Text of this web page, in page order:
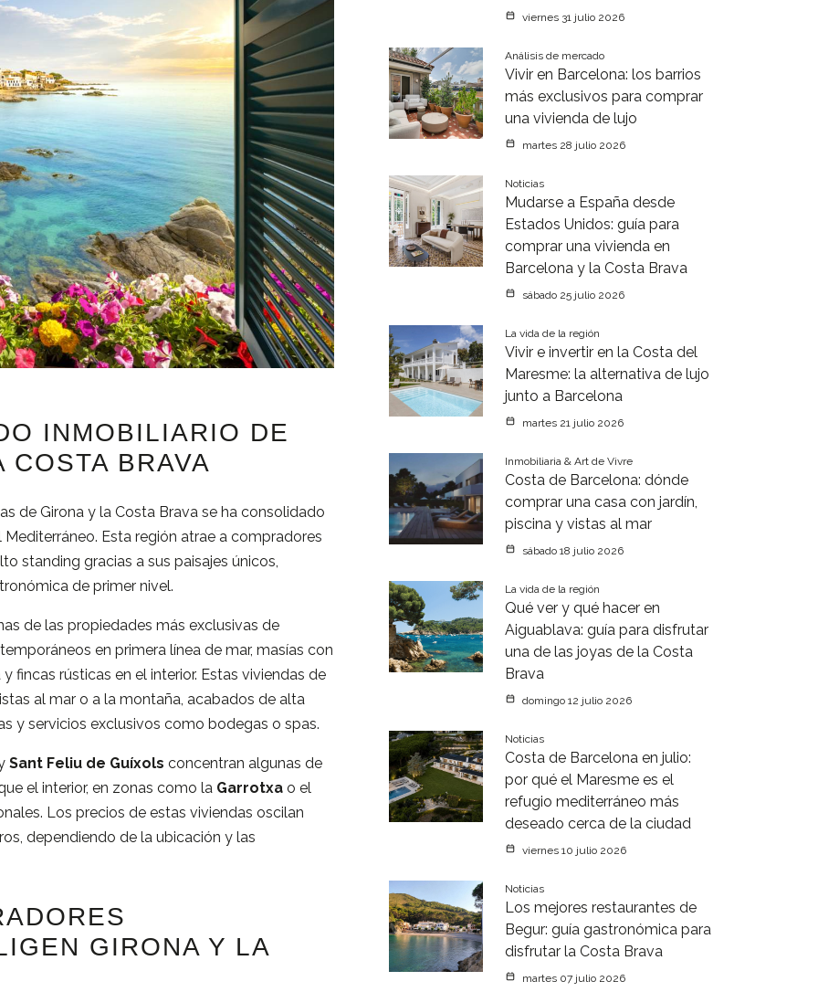
INMOBILIARIO DE
BRAVA
de Girona y la Costa Brava se ha consolidado
Esta región atrae a compradores
standing gracias a sus paisajes únicos,
de primer nivel.
de las propiedades más exclusivas de
en primera línea de mar, masías con
fincas rústicas en el interior. Estas viviendas de
al mar o a la montaña, acabados de alta
y servicios exclusivos como bodegas o spas.
Sant Feliu de Guíxols concentran algunas de
el interior, en zonas como la Garrotxa o el
Los precios de estas viviendas oscilan
dependiendo de la ubicación y las
GIRONA Y LA
viernes 31 julio 2026
Análisis de mercado
Vivir en Barcelona: los barrios
más exclusivos para comprar
una vivienda de lujo
martes 28 julio 2026
Noticias
Mudarse a España desde
Estados Unidos: guía para
comprar una vivienda en
Barcelona y la Costa Brava
sábado 25 julio 2026
La vida de la región
Vivir e invertir en la Costa del
Maresme: la alternativa de lujo
junto a Barcelona
martes 21 julio 2026
Inmobiliaria & Art de Vivre
Costa de Barcelona: dónde
comprar una casa con jardín,
piscina y vistas al mar
sábado 18 julio 2026
La vida de la región
Qué ver y qué hacer en
Aiguablava: guía para disfrutar
una de las joyas de la Costa
Brava
domingo 12 julio 2026
Noticias
Costa de Barcelona en julio:
por qué el Maresme es el
refugio mediterráneo más
deseado cerca de la ciudad
viernes 10 julio 2026
Noticias
Los mejores restaurantes de
Begur: guía gastronómica para
disfrutar la Costa Brava
martes 07 julio 2026